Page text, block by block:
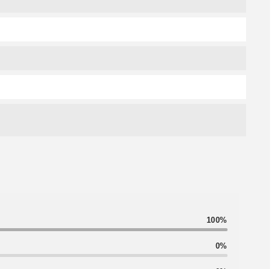
100%
0%